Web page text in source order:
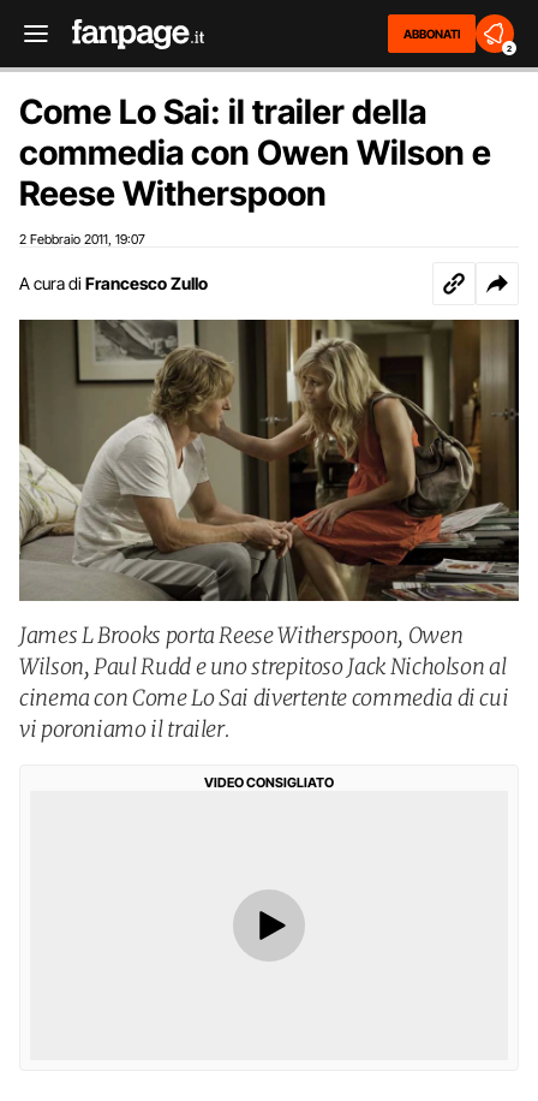
ABBONATI
2
Come Lo Sai: il trailer della
commedia con Owen Wilson e
Reese Witherspoon
2 Febbraio 2011 19:07
A cura di Francesco Zullo
James L Brooks porta Reese Witherspoon, Owen
Wilson, Paul Rudd e uno strepitoso Jack Nicholson al
cinema con Come Lo Sai divertente commedia di cui
vi poroniamo il trailer.
VIDEO CONSIGLIATO